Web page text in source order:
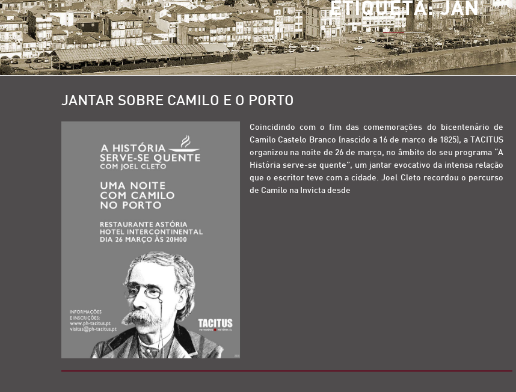
ETIQUETA:JAN
JANTAR SOBRE CAMILO E O PORTO
Coincidindo com o fim das comemorações do bicentenário de
Camilo Castelo Branco (nascido a 16 de março de 1825), a TACITUS
organizou na noite de 26 de março, no âmbito do seu programa “A
História serve-se quente”, um jantar evocativo da intensa relação
que o escritor teve com a cidade. Joel Cleto recordou o percurso
de Camilo na Invicta desde